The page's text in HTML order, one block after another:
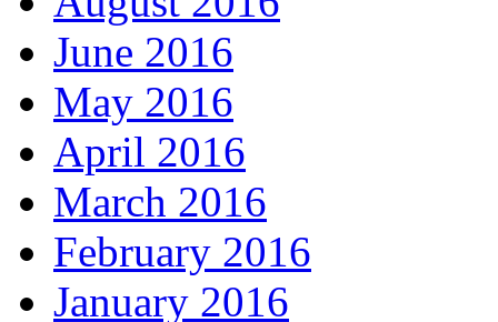
June 2016
May 2016
April 2016
March 2016
February 2016
January 2016